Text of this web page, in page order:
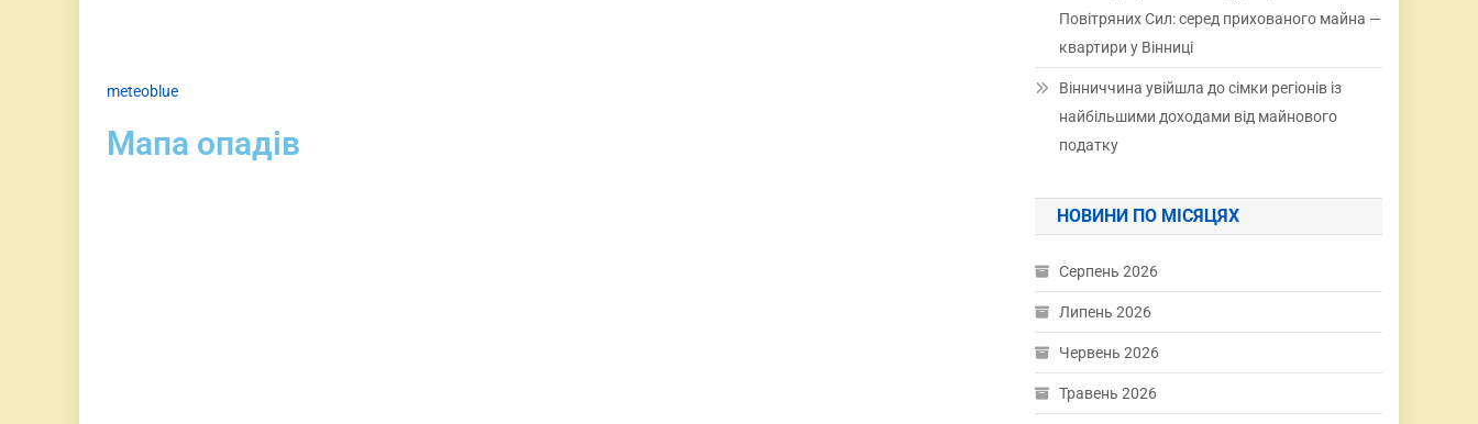
meteoblue
Мапа опадів
Повітряних Сил: серед прихованого майна —
квартири у Вінниці
Вінниччина увійшла до сімки регіонів із
найбільшими доходами від майнового
податку
НОВИНИ ПО МІСЯЦЯХ
Серпень 2026
Липень 2026
Червень 2026
Травень 2026